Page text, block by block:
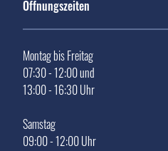
Öffnungszeiten
Montag bis Freitag
07:30 - 12:00 und
13:00 - 16:30 Uhr
Samstag
09:00 - 12:00 Uhr